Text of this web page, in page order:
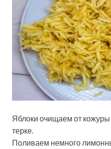
Яблоки очищаем от
терке.
Поливаем немного